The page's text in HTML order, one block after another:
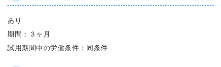
あり
期間：３ヶ月
試用期間中の労働条件：同条件